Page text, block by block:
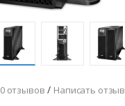
0 отзывов / Написать отзыв